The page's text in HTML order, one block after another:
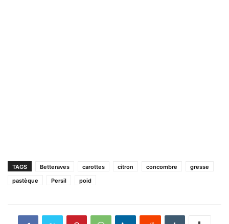
TAGS Betteraves carottes citron concombre
gresse
pastèque
Persil poid